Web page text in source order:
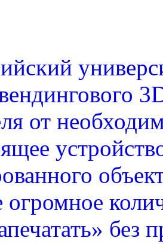
от
огромное
без